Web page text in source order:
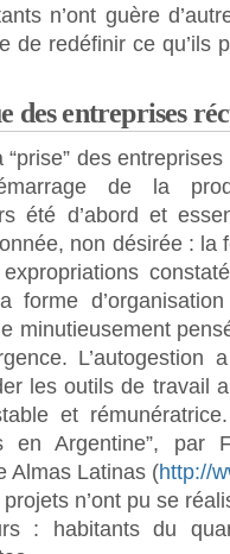
n’ont guère
de redéfinir ce qu’ils
des entreprises
des
de la
été d’abord et
non désirée : la
minutieusement
les outils de travail
et
en Argentine”, par
Almas Latinas (http://
n’ont pu se
: habitants du